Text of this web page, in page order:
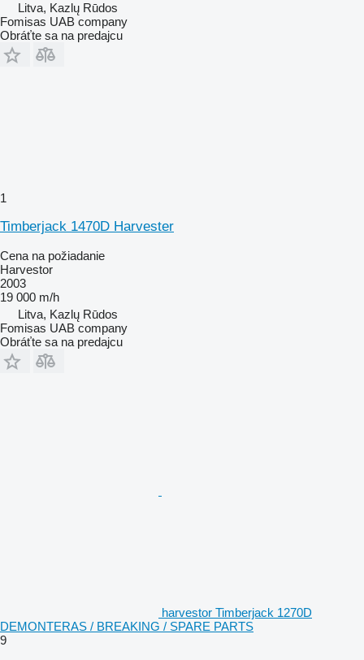
Litva, Kazlų Rūdos
Fomisas UAB company
Obráťte sa na predajcu
1
Timberjack 1470D Harvester
Cena na požiadanie
Harvestor
2003
19 000 m/h
Litva, Kazlų Rūdos
Fomisas UAB company
Obráťte sa na predajcu
harvestor Timberjack 1270D
DEMONTERAS / BREAKING / SPARE PARTS
9